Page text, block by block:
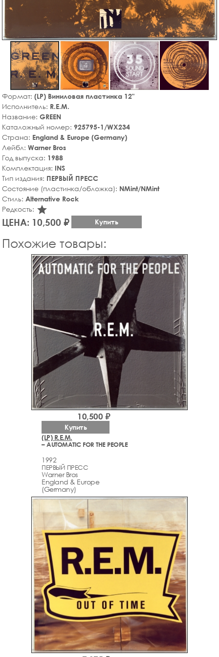
Формат: (LP) Виниловая пластинка 12"
Исполнитель: R.E.M.
Название: GREEN
Каталожный номер: 925795-1/WX234
Страна: England & Europe (Germany)
Лейбл: Warner Bros
Год выпуска: 1988
Комплектация: INS
Тип издания: ПЕРВЫЙ ПРЕСС
Состояние (пластинка/обложка): NMint/NMint
Стиль: Alternative Rock
Редкость: star_rate
ЦЕНА: 10,500 ₽ Купить
Похожие товары:
(LP) R.E.M.
– AUTOMATIC FOR THE PEOPLE
1992
ПЕРВЫЙ ПРЕСС
Warner Bros
England & Europe
(Germany)
10,500 ₽
Купить